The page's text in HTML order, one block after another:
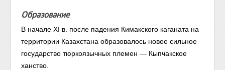
Образование
В начале XI в. после падения Кимакского каганата на
территории Казахстана образовалось новое сильное
государство тюркоязычных племен — Кыпчакское
ханство.